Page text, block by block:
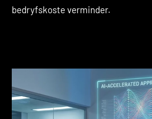
bedryfskoste verminder.